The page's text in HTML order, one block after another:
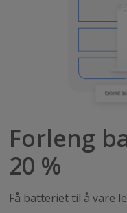
Forleng
20 %
Få batteriet til å vare